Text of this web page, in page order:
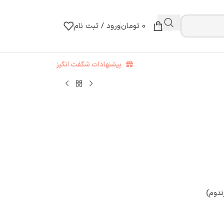
0 تومانورود / ثبت نام
پیشنهادات شگفت انگیز